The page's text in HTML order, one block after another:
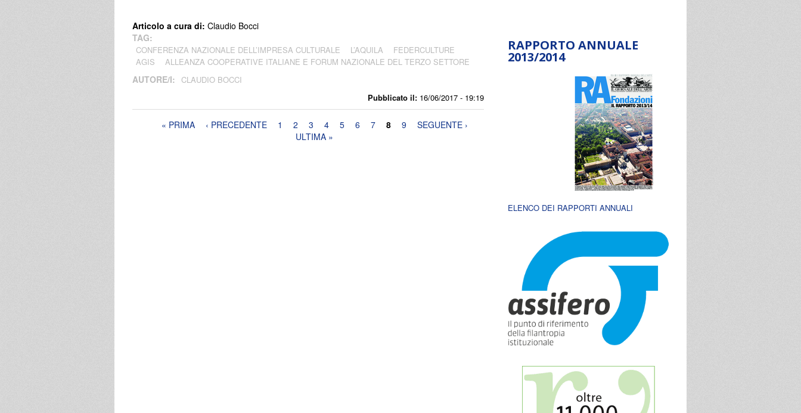
Pubblicato il: 16/06/2017 - 19:19
Articolo a cura di: Claudio Bocci
TAG:
CONFERENZA NAZIONALE DELL’IMPRESA CULTURALE L’AQUILA
FEDERCULTURE
AGIS
ALLEANZA COOPERATIVE ITALIANE E FORUM NAZIONALE DEL TERZO SETTORE
AUTORE/I: CLAUDIO BOCCI
Pagine« PRIMA ‹ PRECEDENTE 1 2 3 4 5 6 7 8 9
SEGUENTE ›
ULTIMA »
RAPPORTO ANNUALE
2013/2014
ELENCO DEI RAPPORTI ANNUALI